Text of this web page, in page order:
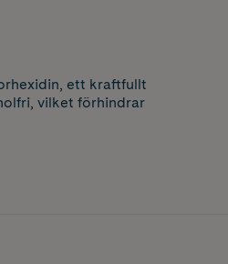
ett kraftfullt
vilket förhindrar